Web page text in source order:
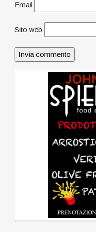
Email
Sito web